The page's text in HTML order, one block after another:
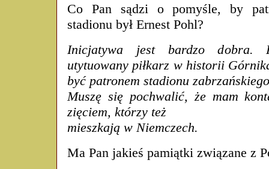
Co Pan sądzi o pomyśle, by
stadionu był Ernest Pohl?
Inicjatywa jest bardzo dobra.
utytuowany piłkarz w historii
być patronem stadionu
Muszę się pochwalić, że mam
zięciem, którzy też
mieszkają w Niemczech.
Ma Pan jakieś pamiątki związane z